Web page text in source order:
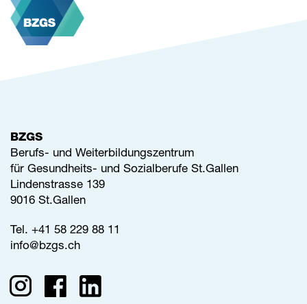
BZGS
Berufs- und Weiterbildungszentrum
für Gesundheits- und Sozialberufe St.Gallen
Lindenstrasse 139
9016 St.Gallen
Tel. +41 58 229 88 11
info@bzgs.ch